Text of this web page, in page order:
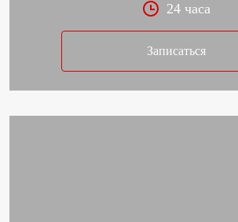
24 часа
Записаться